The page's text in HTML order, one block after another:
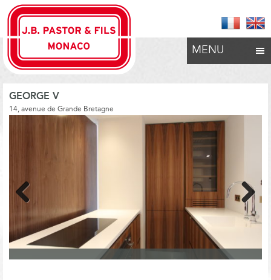
MENU
GEORGE V
14, avenue de Grande Bretagne
Previous Next